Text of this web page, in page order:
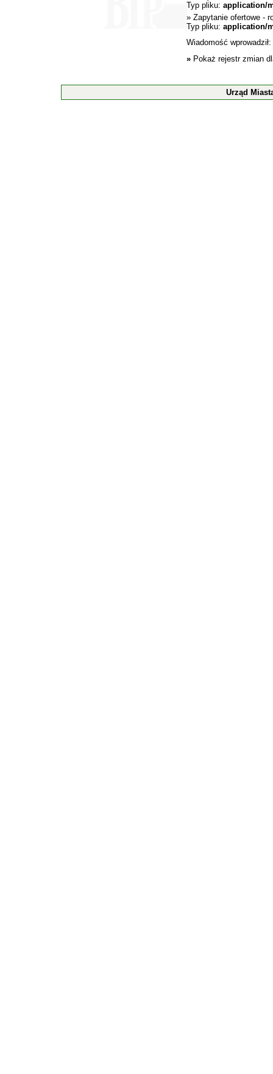
Typ pliku: application/
» Zapytanie ofertowe-
Typ pliku: application/
Wiadomość wprowadził:
» Pokaż rejestr zmian
Urząd